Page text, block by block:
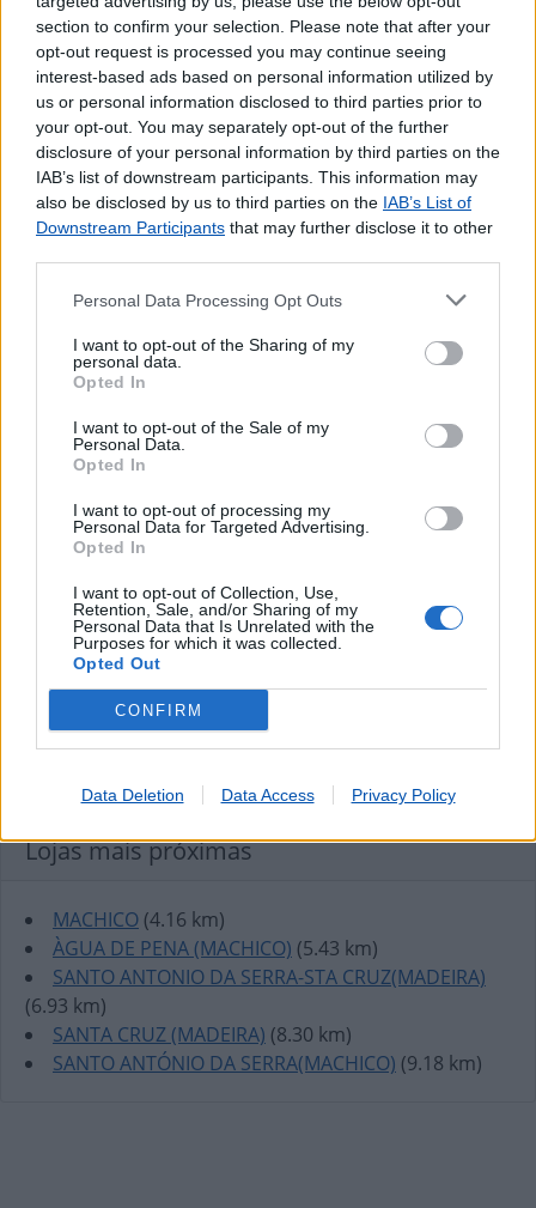
section to confirm your selection. Please note that after your
opt-out request is processed you may continue seeing
interest-based ads based on personal information utilized by
us or personal information disclosed to third parties prior to
your opt-out. You may separately opt-out of the further
disclosure of your personal information by third parties on the
IAB’s list of downstream participants. This information may
also be disclosed by us to third parties on the IAB’s List of
Downstream Participants that may further disclose it to other
Personal Data Processing Opt Outs
I want to opt-out of the Sharing of my
personal data.
Opted In
I want to opt-out of the Sale of my
Personal Data.
Opted In
I want to opt-out of processing my
Personal Data for Targeted Advertising.
Opted In
I want to opt-out of Collection, Use,
Retention, Sale, and/or Sharing of my
Personal Data that Is Unrelated with the
Purposes for which it was collected.
Opted Out
CONFIRM
Data Deletion Data Access Privacy Policy
Pagamento de Portagens
Pagamento de Vales
Outros Serviços
Bilhetes para Espetáculos
Carregamento de Telemóveis
Lojas mais próximas
MACHICO (4.16 km)
ÀGUA DE PENA (MACHICO) (5.43 km)
SANTO ANTONIO DA SERRA-STA CRUZ(MADEIRA)
(6.93 km)
SANTA CRUZ (MADEIRA) (8.30 km)
SANTO ANTÓNIO DA SERRA(MACHICO) (9.18 km)